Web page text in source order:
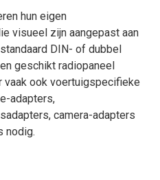
hun eigen
visueel zijn aangepast aan
DIN- of dubbel
geschikt radiopaneel
vaak ook voertuigspecifieke
adapters,
camera-adapters
nodig.